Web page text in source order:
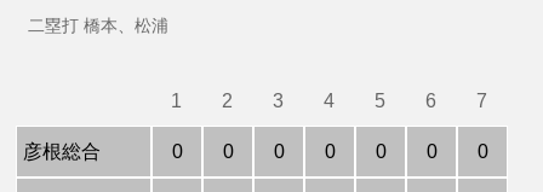
二塁打 橋本、松浦
彦根総合
1
0
2
0
3
0
4
0
5
0
6
0
7
0